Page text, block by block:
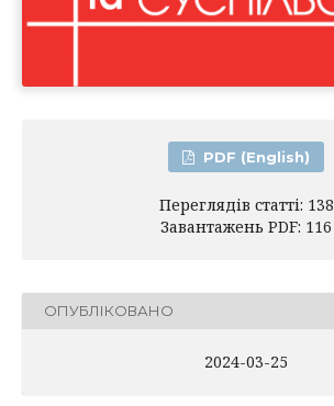
PDF (English)
Переглядів статті: 138
Завантажень PDF: 116
ОПУБЛІКОВАНО
2024-03-25